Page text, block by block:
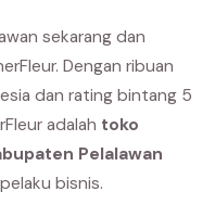
sekarang dan
Dengan ribuan
dan rating bintang 5
adalah toko
Pelalawan
bisnis.